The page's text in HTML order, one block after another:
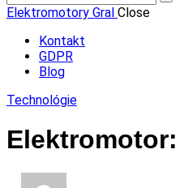
Elektromotory Gral Close
Kontakt
GDPR
Blog
Technológie